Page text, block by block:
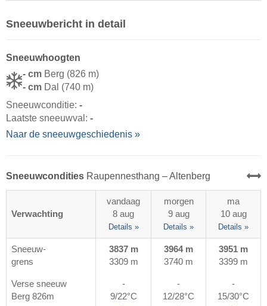
Sneeuwbericht in detail
Sneeuwhoogten
- cm Berg (826 m)
- cm Dal (740 m)
Sneeuwconditie: -
Laatste sneeuwval: -
Naar de sneeuwgeschiedenis »
Sneeuwcondities Raupennesthang – Altenberg
Verwachting
vandaag
8 aug
Details »
morgen
9 aug
Details »
ma
10 aug
Details »
Sneeuw-
grens
3837 m
3309 m
3964 m
3740 m
3951 m
3399 m
Verse sneeuw
Berg 826m
-
9/22°C
-
12/28°C
-
15/30°C